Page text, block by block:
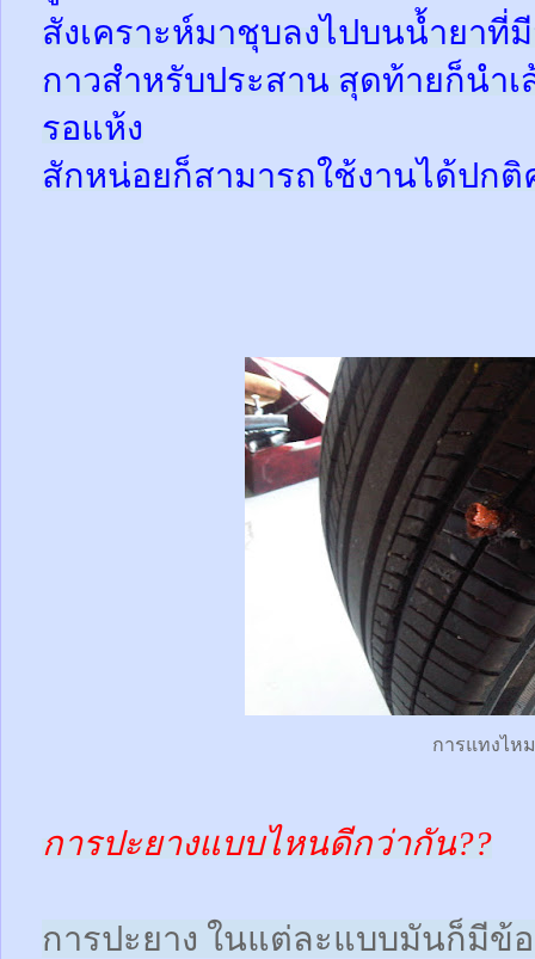
สังเคราะห์มาชุบลงไปบนน้ำยาที่
กาวสำหรับประสาน สุดท้ายก็นำเ
รอแห้ง
สักหน่อยก็สามารถใช้งานได้ปกติ
การแทงไหม
การปะยางแบบไหนดีกว่ากัน??
การปะยาง ในแต่ละแบบมันก็มีข้